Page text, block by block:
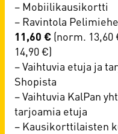
– Mobiilikausikortti
– Ravintola
11,60 € (norm. 13,60
14,90 €)
– Vaihtuvia etuja ja
Shopista
– Vaihtuvia KalPan
tarjoamia etuja
– Kausikorttilaisten